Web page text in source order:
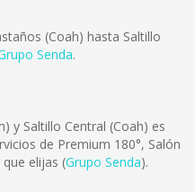
(Coah) hasta Saltillo
Senda.
y Saltillo Central (Coah) es
de Premium 180°, Salón
elijas (Grupo Senda).